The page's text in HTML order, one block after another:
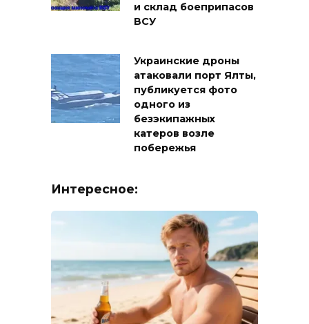
и склад боеприпасов
ВСУ
Украинские дроны
атаковали порт Ялты,
публикуется фото
одного из
безэкипажных
катеров возле
побережья
Интересное: